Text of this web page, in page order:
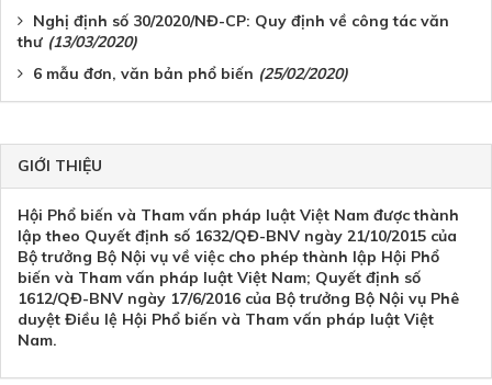
Nghị định số 30/2020/NĐ-CP: Quy định về công tác văn
thư (13/03/2020)
6 mẫu đơn, văn bản phổ biến (25/02/2020)
GIỚI THIỆU
Hội Phổ biến và Tham vấn pháp luật Việt Nam được thành
lập theo Quyết định số 1632/QĐ-BNV ngày 21/10/2015 của
Bộ trưởng Bộ Nội vụ về việc cho phép thành lập Hội Phổ
biến và Tham vấn pháp luật Việt Nam; Quyết định số
1612/QĐ-BNV ngày 17/6/2016 của Bộ trưởng Bộ Nội vụ Phê
duyệt Điều lệ Hội Phổ biến và Tham vấn pháp luật Việt
Nam.